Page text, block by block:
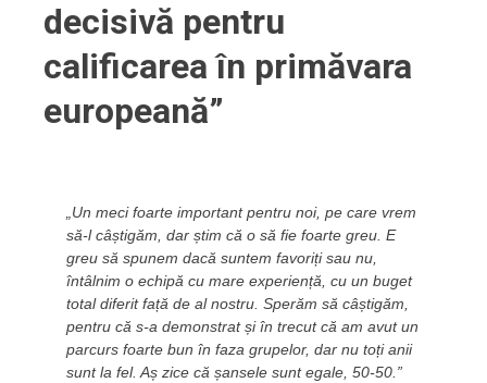
decisivă pentru
calificarea în primăvara
europeană”
„Un meci foarte important pentru noi, pe care vrem
să-l câștigăm, dar știm că o să fie foarte greu. E
greu să spunem dacă suntem favoriți sau nu,
întâlnim o echipă cu mare experiență, cu un buget
total diferit față de al nostru. Sperăm să câștigăm,
pentru că s-a demonstrat și în trecut că am avut un
parcurs foarte bun în faza grupelor, dar nu toți anii
sunt la fel. Aș zice că șansele sunt egale, 50-50.”